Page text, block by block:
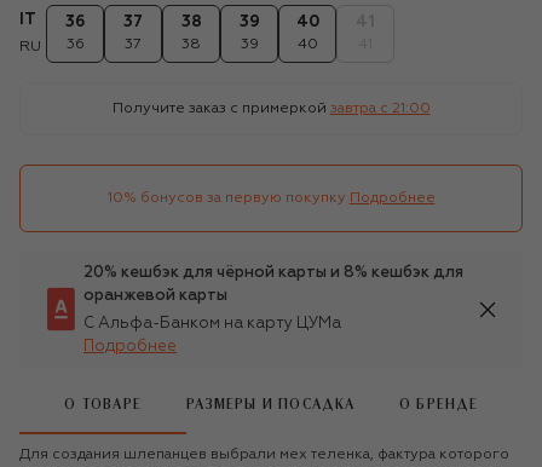
RU
36
36
37
37
38
38
39
39
40
40
Получите заказ с примеркой завтра c 21:00
10% бонусов за первую покупку Подробнее
20% кешбэк для чёрной карты и 8% кешбэк для
оранжевой карты
С Альфа-Банком на карту ЦУМа
Подробнее
О ТОВАРЕ РАЗМЕРЫ И ПОСАДКА О БРЕНДЕ
Для создания шлепанцев выбрали мех теленка, фактура которого